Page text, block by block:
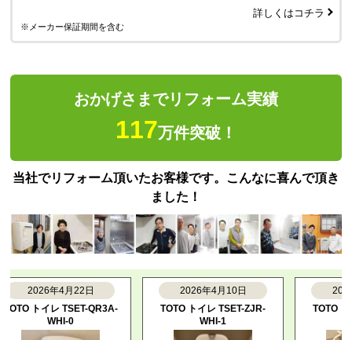
詳しくはコチラ
※メーカー保証期間を含む
おかげさまでリフォーム実績
117万件突破！
当社でリフォーム頂いたお客様です。こんなに喜んで頂き
ました！
2026年4月22日
トイレ TSET-QR3A-
WHI-0
2026年4月10日
TOTO トイレ TSET-ZJR-
WHI-1
2026年3
TOTO トイ